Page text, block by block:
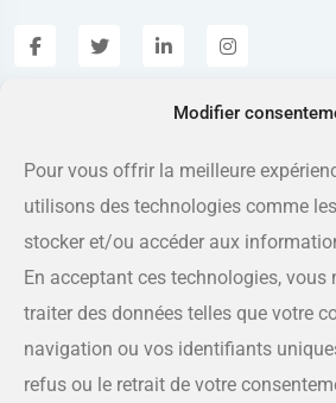
Modifier
Pour vous offrir la meilleure
utilisons des technologies comme
stocker et/ou accéder aux
En acceptant ces technologies, vous
traiter des données telles que votre
navigation ou vos identifiants
refus ou le retrait de votre
Adresse
175 rue Queen, Sherbrooke QC J1L
Téléphone
819-566-8810